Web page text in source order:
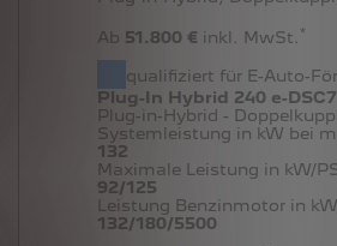
Ab 51.800 € inkl. MwSt.*
qualifiziert für E-Auto-
Plug-In Hybrid 240 e-DSC7
Plug-in-Hybrid -
Systemleistung in kW bei
132
Maximale Leistung in kW/
92/125
Leistung Benzinmotor in
132/180/5500